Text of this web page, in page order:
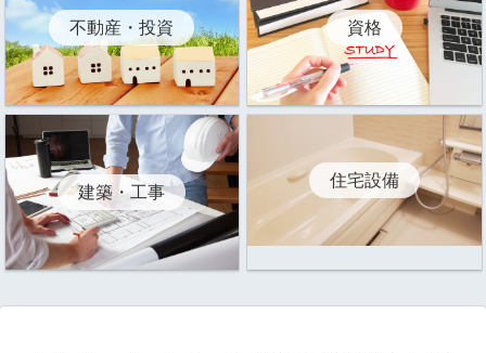
不動産・投資 資格
建築・工事
住宅設備